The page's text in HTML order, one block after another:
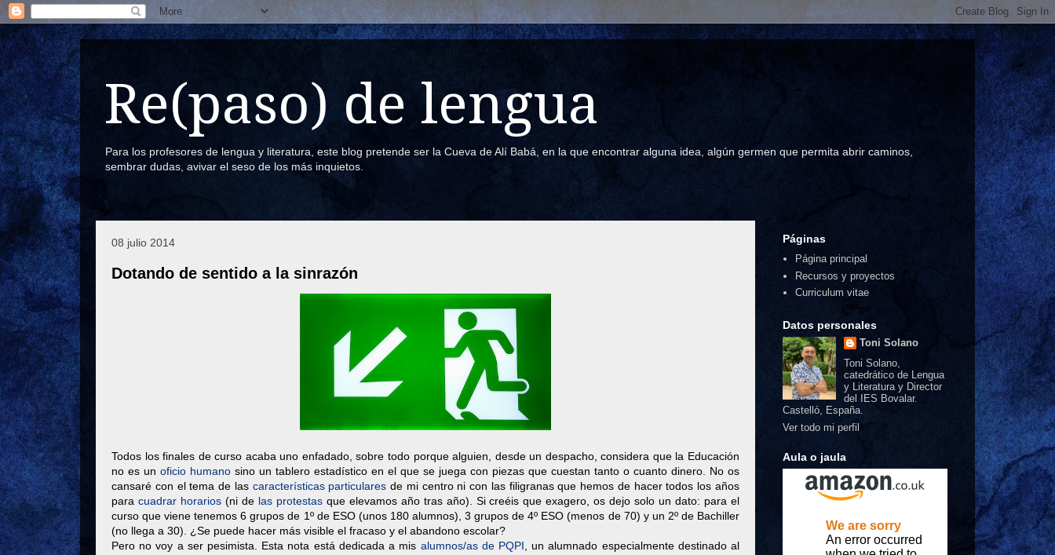
Re(paso) de lengua
Para los profesores de lengua y literatura, este blog pretende ser la Cueva de Alí Babá, en la que encontrar alguna idea, algún germen que permita abrir caminos,
sembrar dudas, avivar el seso de los más inquietos.
08 julio 2014
Dotando de sentido a la sinrazón
Todos los finales de curso acaba uno enfadado, sobre todo porque alguien, desde un despacho, considera que la Educación
no es un oficio humano sino un tablero estadístico en el que se juega con piezas que cuestan tanto o cuanto dinero. No os
cansaré con el tema de las características particulares de mi centro ni con las filigranas que hemos de hacer todos los años
para cuadrar horarios(ni de las protestasque elevamos año tras año). Si creéis que exagero, os dejo solo un dato: para el
curso que viene tenemos 6 grupos de 1º de ESO (unos 180 alumnos), 3 grupos de 4º ESO (menos de 70) y un 2º de Bachiller
(no llega a 30). ¿Se puede hacer más visible el fracaso y el abandono escolar?
Pero no voy a ser pesimista. Esta nota está dedicada a mis alumnos/as de PQPI , un alumnado especialmente destinado al
Páginas
Página principal
Recursos y proyectos
Curriculum vitae
Datos personales
Toni Solano
Toni Solano,
catedrático de Lengua
y Literatura y Director
del IES Bovalar.
Castelló, España.
Ver todo mi perfil
Aula o jaula